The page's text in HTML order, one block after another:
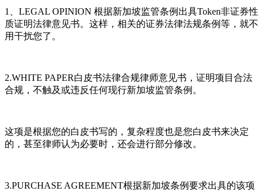
1、LEGAL OPINION 根据新加坡监管条例出具Token非证券性
质证明法律意见书。这样，相关的证券法律法规条例等，就不
用干扰您了。
2.WHITE PAPER白皮书法律合规律师意见书，证明项目合法
合规，不触及或违反任何现行新加坡监管条例。
这项是根据您的白皮书写的，复杂程度也是您白皮书来决定
的，甚至律师认为必要时，还会进行部分修改。
3.PURCHASE AGREEMENT根据新加坡条例要求出具的该项